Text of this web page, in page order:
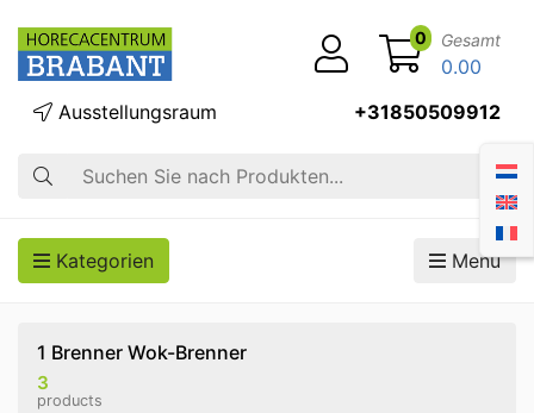
Suche
Ausstellungsraum +31850509912
0 Gesamt
0.00
Kategorien Menü
1 Brenner Wok-Brenner
3
products